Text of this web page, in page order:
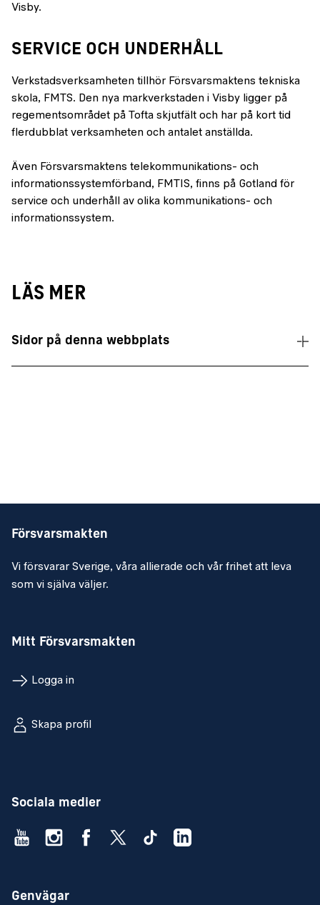
Visby.
SERVICE OCH UNDERHÅLL
Verkstadsverksamheten tillhör Försvarsmaktens tekniska
skola, FMTS. Den nya markverkstaden i Visby ligger på
regementsområdet på Tofta skjutfält och har på kort tid
flerdubblat verksamheten och antalet anställda.
Även Försvarsmaktens telekommunikations- och
informationssystemförband, FMTIS, finns på Gotland för
service och underhåll av olika kommunikations- och
informationssystem.
LÄS MER
Sidor på denna webbplats
Försvarsmakten
Vi försvarar Sverige, våra allierade och vår frihet att leva
som vi själva väljer.
Mitt Försvarsmakten
Logga in
Skapa profil
Sociala medier
Genvägar